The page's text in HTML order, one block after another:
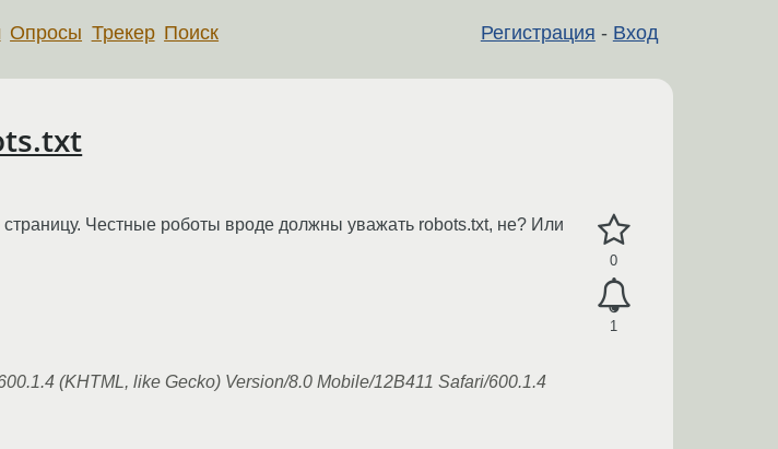
Регистрация - Вход
Опросы Трекер Поиск
0
1
Честные роботы вроде должны уважать robots.txt, не? Или
(KHTML, like Gecko) Version/8.0 Mobile/12B411 Safari/600.1.4